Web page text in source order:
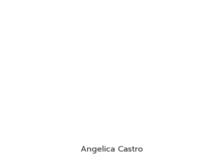
Angelica Castro